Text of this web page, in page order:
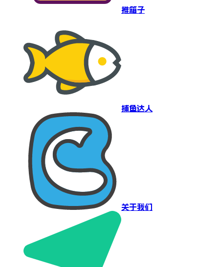
推箱子
捕鱼达人
关于我们